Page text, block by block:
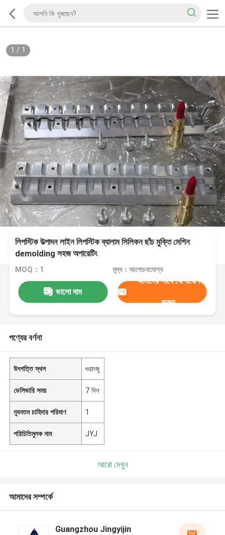
1 / 1
লিপস্টিক উত্পাদন লাইন লিপস্টিক ব্যালাম সিলিকন ছাঁচ মুক্তি মেশিন
demolding সহজ অপারেটিং
MOQ：1 মূল্য：আলোচনাযোগ্য
ভালো দাম
আমাদের সাথে যোগাযোগ
করুন
পণ্যের বর্ণনা
উৎপত্তি স্থল গুয়াংজু
ডেলিভারি সময় 7 দিন
ন্যূনতম চাহিদার পরিমাণ 1
পরিচিতিমুলক নাম JYJ
আরো দেখুন
আমাদের সম্পর্কে
Guangzhou Jingyijin